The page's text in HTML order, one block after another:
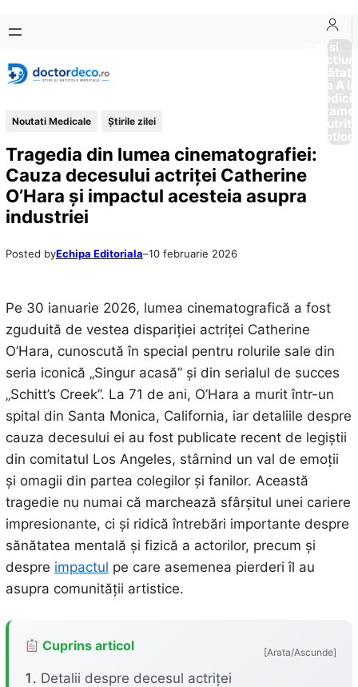
conținut
content
Boli si
Afectiuni
Sănătate
de la A
Noutati Medicale Știrile zilei
Tragedia din lumea cinematografiei:
Cauza decesului actriței Catherine
O’Hara și impactul acesteia asupra
industriei
Posted byEchipa Editoriala–10 februarie 2026
Pe 30 ianuarie 2026, lumea cinematografică a fost
zguduită de vestea dispariției actriței Catherine
O’Hara, cunoscută în special pentru rolurile sale din
seria iconică „Singur acasă” și din serialul de succes
„Schitt’s Creek”. La 71 de ani, O’Hara a murit într-un
spital din Santa Monica, California, iar detaliile despre
cauza decesului ei au fost publicate recent de legiștii
din comitatul Los Angeles, stârnind un val de emoții
și omagii din partea colegilor și fanilor. Această
tragedie nu numai că marchează sfârșitul unei cariere
impresionante, ci și ridică întrebări importante despre
sănătatea mentală și fizică a actorilor, precum și
despre impactul pe care asemenea pierderi îl au
asupra comunității artistice.
Cuprins articol [Arata/Ascunde]
Detalii despre decesul actriței